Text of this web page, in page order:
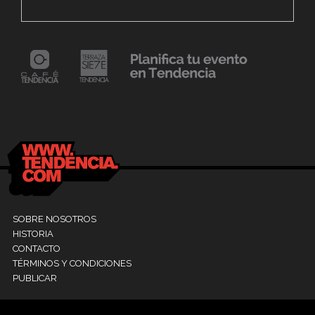
24 mayo, 2021
SOBRE NOSOTROS
HISTORIA
CONTACTO
TÉRMINOS Y CONDICIONES
PUBLICAR